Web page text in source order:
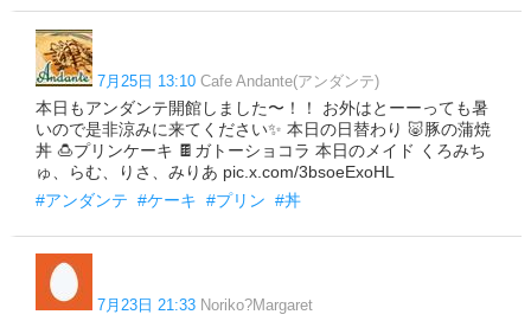
7月25日 13:10 Cafe Andante(アンダンテ)
本日もアンダンテ開館しました〜！！ お外はとーーっても暑
いので是非涼みに来てください✨ 本日の日替わり 🐷豚の蒲焼
丼 🍮プリンケーキ 🍫ガトーショコラ 本日のメイド くろみち
ゅ、らむ、りさ、みりあ pic.x.com/3bsoeExoHL
#アンダンテ #ケーキ #プリン #丼
7月23日 21:33 Noriko?Margaret